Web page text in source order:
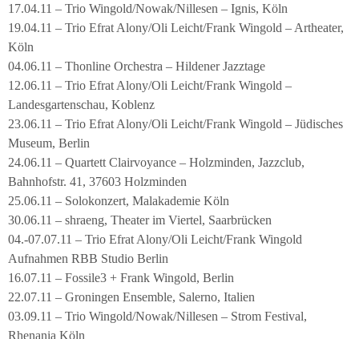
17.04.11 – Trio Wingold/Nowak/Nillesen – Ignis, Köln
19.04.11 – Trio Efrat Alony/Oli Leicht/Frank Wingold – Artheater,
Köln
04.06.11 – Thonline Orchestra – Hildener Jazztage
12.06.11 – Trio Efrat Alony/Oli Leicht/Frank Wingold –
Landesgartenschau, Koblenz
23.06.11 – Trio Efrat Alony/Oli Leicht/Frank Wingold – Jüdisches
Museum, Berlin
24.06.11 – Quartett Clairvoyance – Holzminden, Jazzclub,
Bahnhofstr. 41, 37603 Holzminden
25.06.11 – Solokonzert, Malakademie Köln
30.06.11 – shraeng, Theater im Viertel, Saarbrücken
04.-07.07.11 – Trio Efrat Alony/Oli Leicht/Frank Wingold
Aufnahmen RBB Studio Berlin
16.07.11 – Fossile3 + Frank Wingold, Berlin
22.07.11 – Groningen Ensemble, Salerno, Italien
03.09.11 – Trio Wingold/Nowak/Nillesen – Strom Festival,
Rhenania Köln